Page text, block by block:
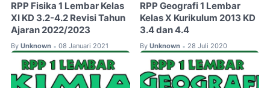
RPP Fisika 1 Lembar Kelas
XI KD 3.2-4.2 Revisi Tahun
Ajaran 2022/2023
By Unknown • 08 Januari 2021
RPP Geografi 1 Lembar
Kelas X Kurikulum 2013 KD
3.4 dan 4.4
By Unknown • 28 Juli 2020